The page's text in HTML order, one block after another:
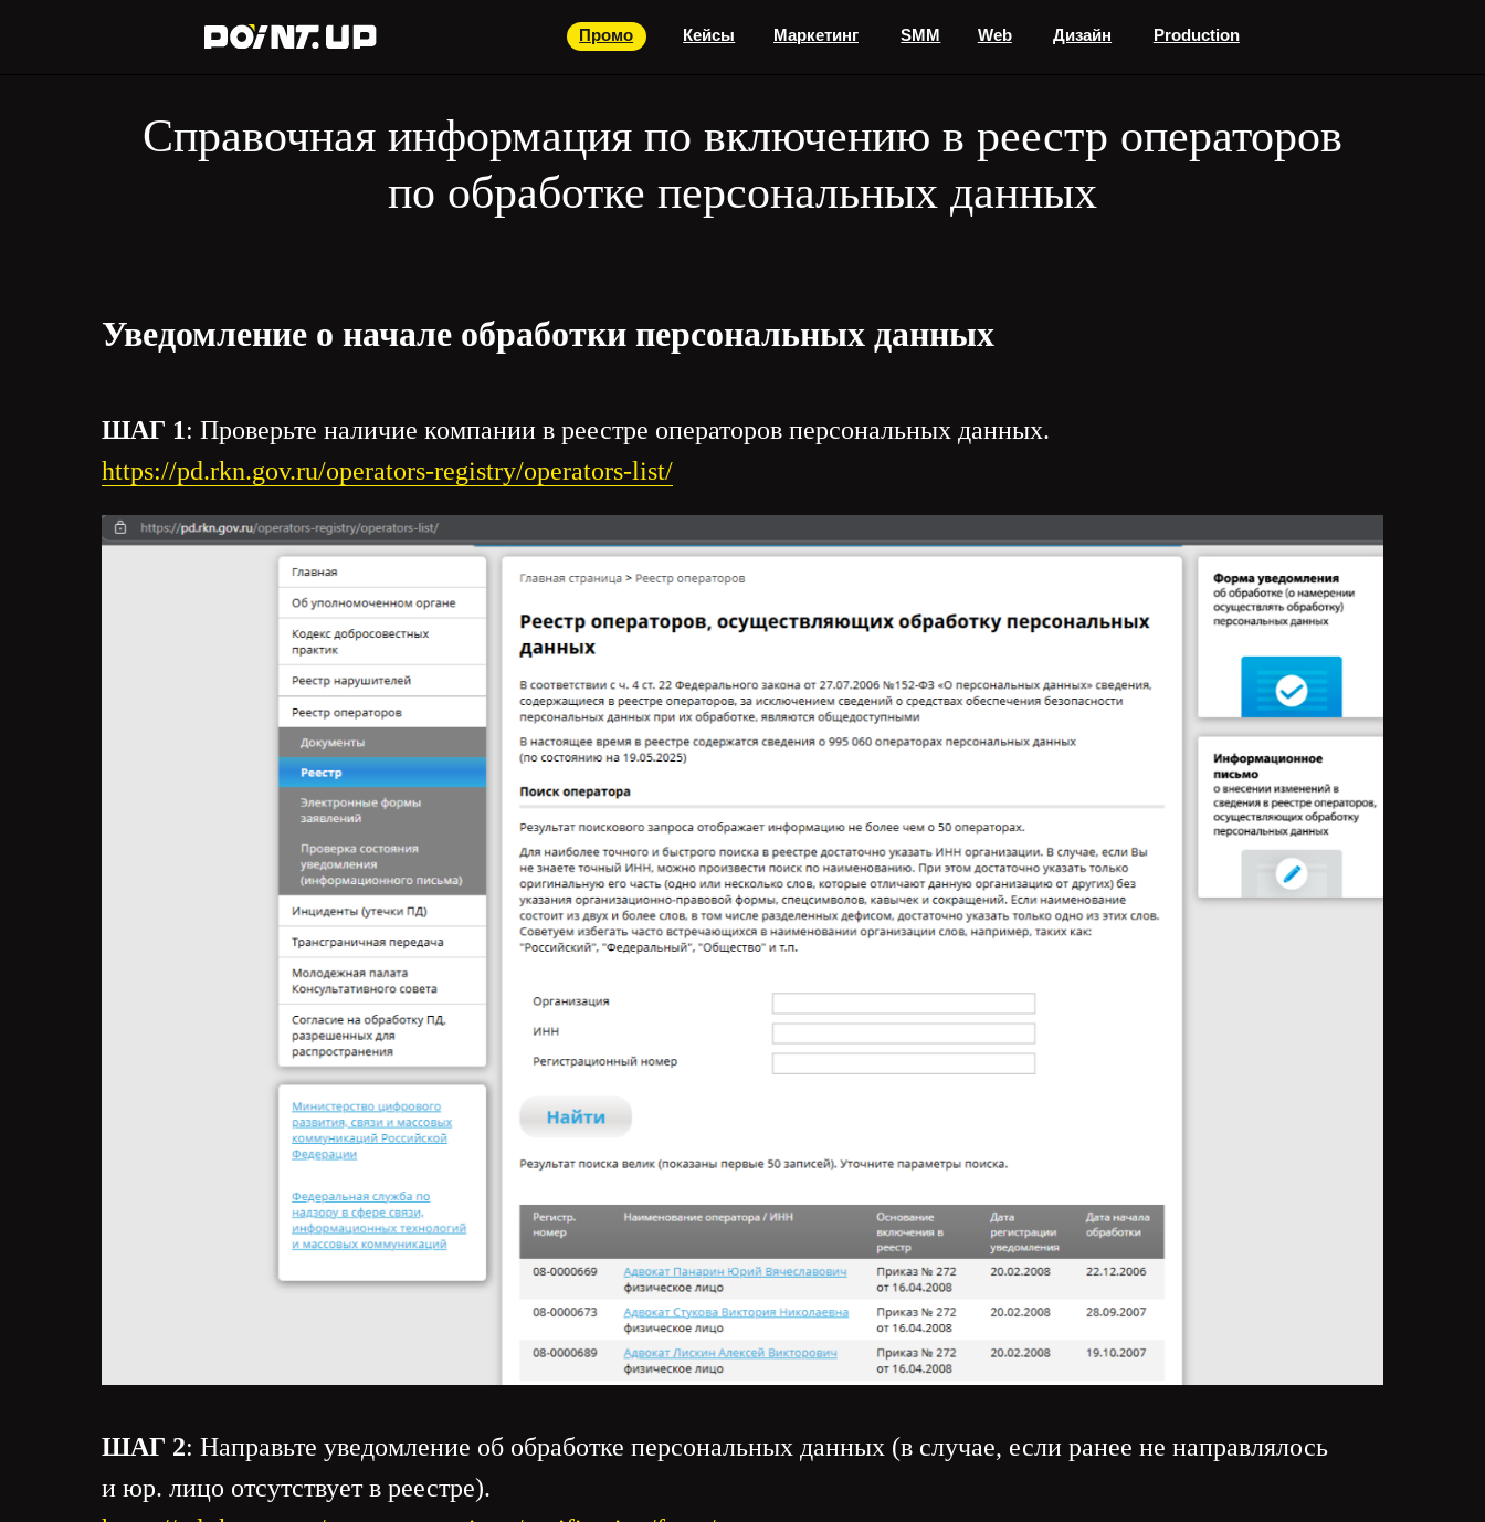
Production
Дизайн
SMM
Маркетинг
Кейсы Web
Справочная информация по включению в реестр операторов
по обработке персональных данных
Уведомление о начале обработки персональных данных
ШАГ 1: Проверьте наличие компании в реестре операторов персональных данных.
https://pd.rkn.gov.ru/operators-registry/operators-list/
ШАГ 2: Направьте уведомление об обработке персональных данных (в случае, если ранее не направлялось
и юр. лицо отсутствует в реестре).